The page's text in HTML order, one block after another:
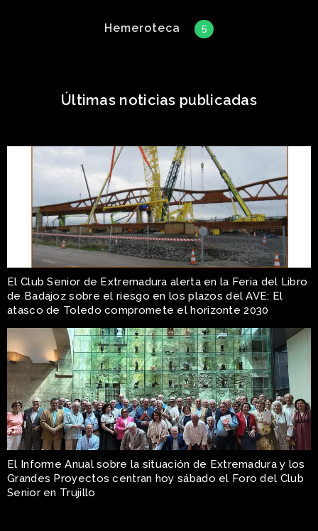
Hemeroteca 5
Últimas noticias publicadas
El Club Senior de Extremadura alerta en la Feria del Libro
de Badajoz sobre el riesgo en los plazos del AVE: El
atasco de Toledo compromete el horizonte 2030
El Informe Anual sobre la situación de Extremadura y los
Grandes Proyectos centran hoy sábado el Foro del Club
Senior en Trujillo